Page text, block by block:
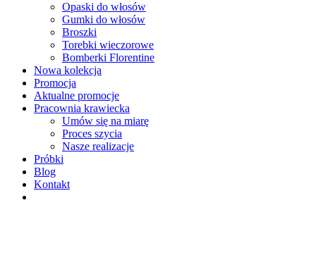
Opaski do włosów
Gumki do włosów
Broszki
Torebki wieczorowe
Bomberki Florentine
Nowa kolekcja
Promocja
Aktualne promocje
Pracownia krawiecka
Umów się na miarę
Proces szycia
Nasze realizacje
Próbki
Blog
Kontakt